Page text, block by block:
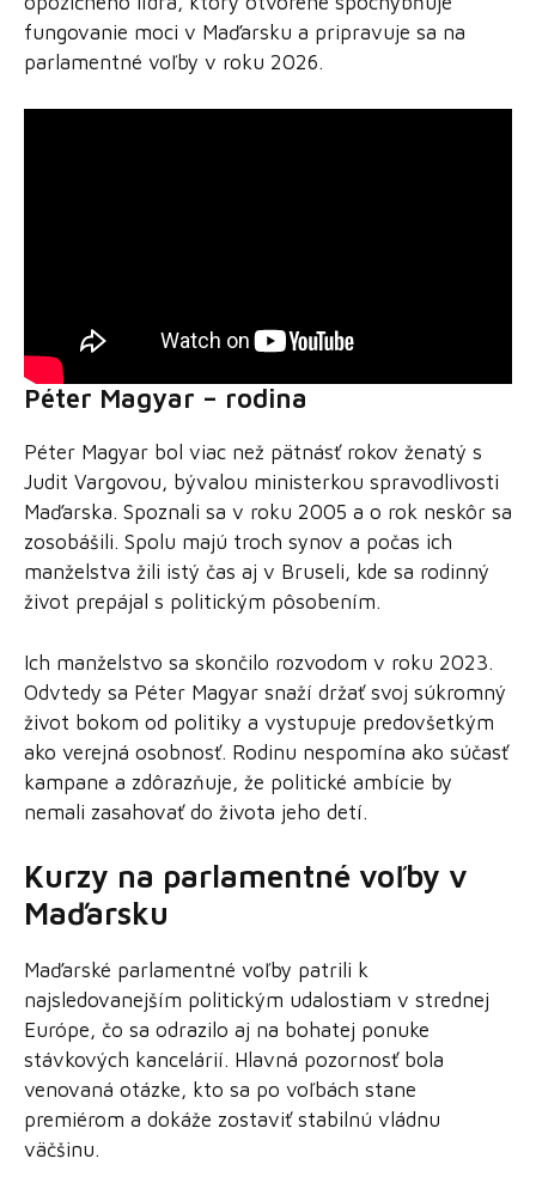
fungovanie moci v Maďarsku a pripravuje sa na
parlamentné voľby v roku 2026.
Péter Magyar – rodina
Péter Magyar bol viac než pätnásť rokov ženatý s
Judit Vargovou, bývalou ministerkou spravodlivosti
Maďarska. Spoznali sa v roku 2005 a o rok neskôr sa
zosobášili. Spolu majú troch synov a počas ich
manželstva žili istý čas aj v Bruseli, kde sa rodinný
život prepájal s politickým pôsobením.
Ich manželstvo sa skončilo rozvodom v roku 2023.
Odvtedy sa Péter Magyar snaží držať svoj súkromný
život bokom od politiky a vystupuje predovšetkým
ako verejná osobnosť. Rodinu nespomína ako súčasť
kampane a zdôrazňuje, že politické ambície by
nemali zasahovať do života jeho detí.
Kurzy na parlamentné voľby v
Maďarsku
Maďarské parlamentné voľby patrili k
najsledovanejším politickým udalostiam v strednej
Európe, čo sa odrazilo aj na bohatej ponuke
stávkových kancelárií. Hlavná pozornosť bola
venovaná otázke, kto sa po voľbách stane
premiérom a dokáže zostaviť stabilnú vládnu
väčšinu.